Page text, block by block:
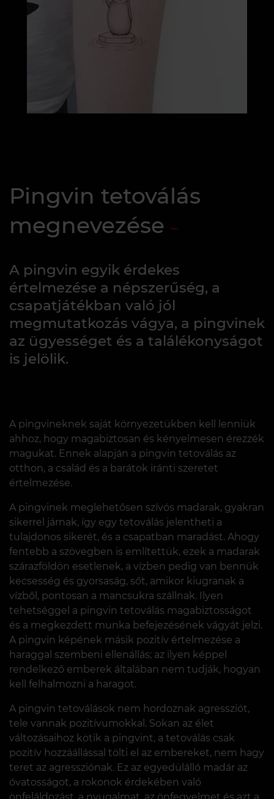
Pingvin tetoválás
megnevezése
A pingvin egyik érdekes
értelmezése a népszerűség, a
csapatjátékban való jól
megmutatkozás vágya, a pingvinek
az ügyességet és a találékonyságot
is jelölik.
A pingvineknek saját környezetükben kell lenniük
ahhoz, hogy magabiztosan és kényelmesen érezzék
magukat. Ennek alapján a pingvin tetoválás az
otthon, a család és a barátok iránti szeretet
értelmezése.
A pingvinek meglehetősen szívós madarak, gyakran
sikerrel járnak, így egy tetoválás jelentheti a
tulajdonos sikerét, és a csapatban maradást. Ahogy
fentebb a szövegben is említettük, ezek a madarak
szárazföldön esetlenek, a vízben pedig van bennük
kecsesség és gyorsaság, sőt, amikor kiugranak a
vízből, pontosan a mancsukra szállnak. Ilyen
tehetséggel a pingvin tetoválás magabiztosságot
és a megkezdett munka befejezésének vágyát jelzi.
A pingvin képének másik pozitív értelmezése a
haraggal szembeni ellenállás; az ilyen képpel
rendelkező emberek általában nem tudják, hogyan
kell felhalmozni a haragot.
A pingvin tetoválások nem hordoznak agressziót,
tele vannak pozitívumokkal. Sokan az élet
változásaihoz kötik a pingvint, a tetoválás csak
pozitív hozzáállással tölti el az embereket, nem hagy
teret az agressziónak. Ez az egyedülálló madár az
óvatosságot, a rokonok érdekében való